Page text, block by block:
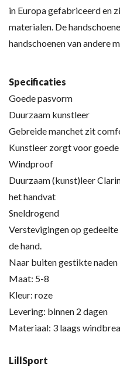
in Europa gefabriceerd en
materialen. De
handschoenen van andere
Specificaties
Goede pasvorm
Duurzaam kunstleer
Gebreide manchet zit
Kunstleer zorgt voor
Windproof
Duurzaam (kunst)leer
het handvat
Sneldrogend
Verstevigingen op
de hand.
Naar buiten gestikte naden
Maat: 5-8
Kleur: roze
Levering: binnen 2 dagen
Materiaal: 3 laags
LillSport